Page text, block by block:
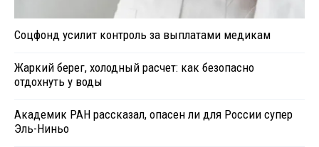
Соцфонд усилит контроль за выплатами медикам
Жаркий берег, холодный расчет: как безопасно
отдохнуть у воды
Академик РАН рассказал, опасен ли для России супер
Эль-Ниньо